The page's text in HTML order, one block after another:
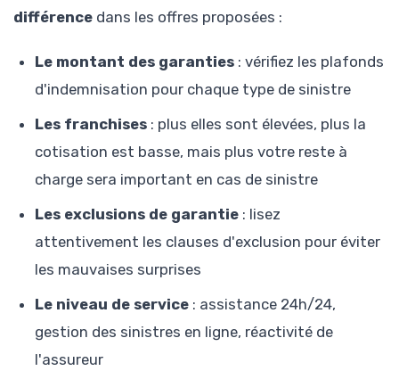
différence dans les offres proposées :
Le montant des garanties : vérifiez les plafonds
d'indemnisation pour chaque type de sinistre
Les franchises : plus elles sont élevées, plus la
cotisation est basse, mais plus votre reste à
charge sera important en cas de sinistre
Les exclusions de garantie : lisez
attentivement les clauses d'exclusion pour éviter
les mauvaises surprises
Le niveau de service : assistance 24h/24,
gestion des sinistres en ligne, réactivité de
l'assureur